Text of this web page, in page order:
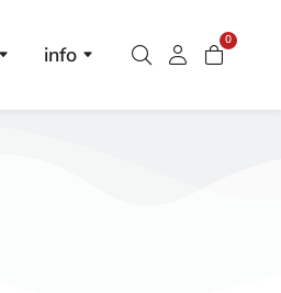
info
0